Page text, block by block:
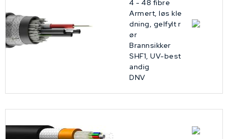
4 - 48 fibre
Armert, løs kle
dning, gelfylt r
ør
Brannsikker
SHF1, UV-best
andig
DNV